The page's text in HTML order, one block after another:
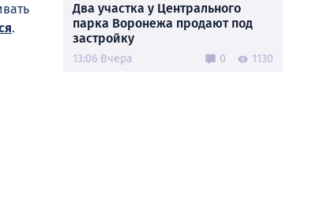
.
Два участка у Центрального
парка Воронежа продают под
застройку
13:06 Вчера 0 1130